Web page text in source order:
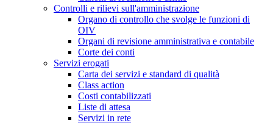
Controlli e rilievi sull'amministrazione
Organo di controllo che svolge le funzioni di
OIV
Organi di revisione amministrativa e contabile
Corte dei conti
Servizi erogati
Carta dei servizi e standard di qualità
Class action
Costi contabilizzati
Liste di attesa
Servizi in rete